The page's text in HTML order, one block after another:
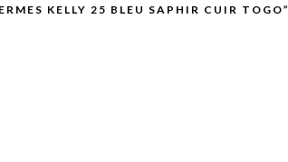
KELLY 25 BLEU SAPHIR CUIR TOGO”